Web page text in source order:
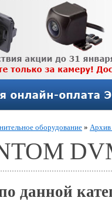
оборудование »
данной